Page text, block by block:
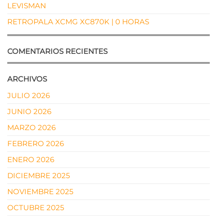
LEVISMAN
RETROPALA XCMG XC870K | 0 HORAS
COMENTARIOS RECIENTES
ARCHIVOS
JULIO 2026
JUNIO 2026
MARZO 2026
FEBRERO 2026
ENERO 2026
DICIEMBRE 2025
NOVIEMBRE 2025
OCTUBRE 2025